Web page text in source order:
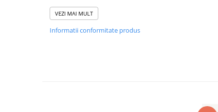
Funcționalitate și Ergonomie
proiectate pentru a oferi confort și ușurință în utilizare.
Sustenabilitate: În cadrul procesului de producție,
produs unic care să se potrivească perfect cu
Mânerele Aprile sunt echipate cu arcuri metalice
VEZI MAI MULT
Informatii conformitate produs